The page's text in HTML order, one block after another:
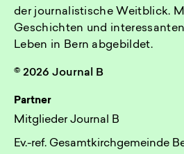
der journalistische Weitblick.
Geschichten und
Leben in Bern abgebildet.
© 2026 Journal B
Partner
Mitglieder Journal B
Ev.-ref. Gesamtkirchgemeinde